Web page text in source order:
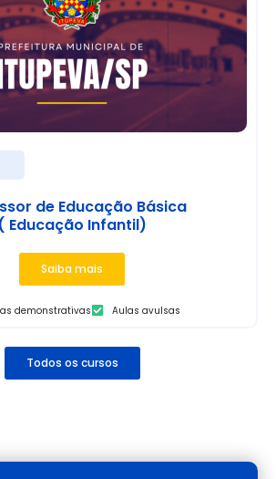
de Educação Básica
( Educação Infantil)
Saiba mais
demonstrativas Aulas avulsas
Todos os cursos